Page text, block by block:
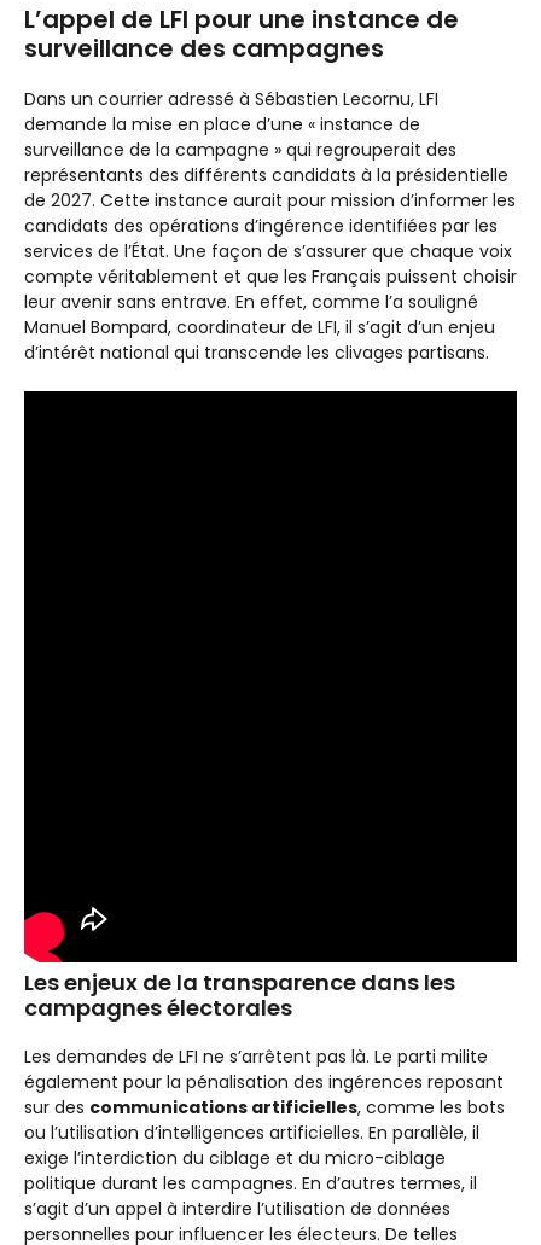
L’appel de LFI pour une instance de
surveillance des campagnes
Dans un courrier adressé à Sébastien Lecornu, LFI
demande la mise en place d’une « instance de
surveillance de la campagne » qui regrouperait des
représentants des différents candidats à la présidentielle
de 2027. Cette instance aurait pour mission d’informer les
candidats des opérations d’ingérence identifiées par les
services de l’État. Une façon de s’assurer que chaque voix
compte véritablement et que les Français puissent choisir
leur avenir sans entrave. En effet, comme l’a souligné
Manuel Bompard, coordinateur de LFI, il s’agit d’un enjeu
d’intérêt national qui transcende les clivages partisans.
Les enjeux de la transparence dans les
campagnes électorales
Les demandes de LFI ne s’arrêtent pas là. Le parti milite
également pour la pénalisation des ingérences reposant
sur des communications artificielles, comme les bots
ou l’utilisation d’intelligences artificielles. En parallèle, il
exige l’interdiction du ciblage et du micro-ciblage
politique durant les campagnes. En d’autres termes, il
s’agit d’un appel à interdire l’utilisation de données
personnelles pour influencer les électeurs. De telles